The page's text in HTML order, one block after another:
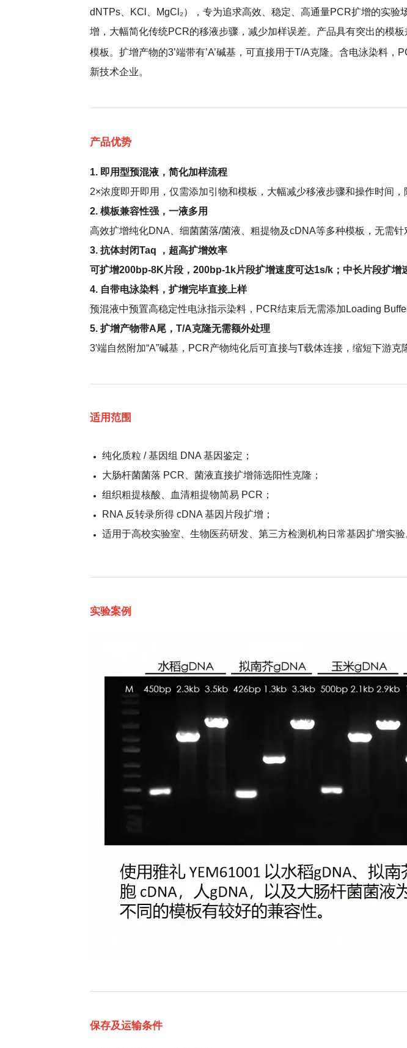
dNTPs、KCl、MgCl₂），专为追求高效、稳定、高通量PCR扩增的实
增，大幅简化传统PCR的移液步骤，减少加样误差。产品具有突出的模
模板。扩增产物的3’端带有’A’碱基，可直接用于T/A克隆。含电泳染料
新技术企业。
产品优势
1. 即用型预混液，简化加样流程
2×浓度即开即用，仅需添加引物和模板，大幅减少移液步骤和操作时间，
2. 模板兼容性强，一液多用
高效扩增纯化DNA、细菌菌落/菌液、粗提物及cDNA等多种模板，无需针
3. 抗体封闭Taq ， 超高扩增效率
可扩增200bp-8K片段，200bp-1k片段扩增速度可达1s/k；中长片段扩增
4. 自带电泳染料，扩增完毕直接上样
预混液中预置高稳定性电泳指示染料，PCR结束后无需添加Loading
5. 扩增产物带A尾，T/A克隆无需额外处理
3′端自然附加“A”碱基，PCR产物纯化后可直接与T载体连接，缩短下游克
适用范围
纯化质粒 / 基因组 DNA 基因鉴定；
大肠杆菌菌落 PCR、菌液直接扩增筛选阳性克隆；
组织粗提核酸、血清粗提物简易 PCR；
RNA 反转录所得 cDNA 基因片段扩增；
适用于高校实验室、生物医药研发、第三方检测机构日常基因扩增实验
实验案例
保存及运输条件